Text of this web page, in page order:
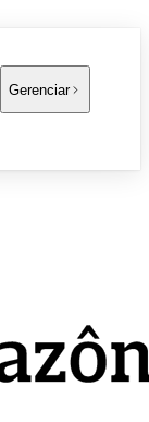
Gerenciar